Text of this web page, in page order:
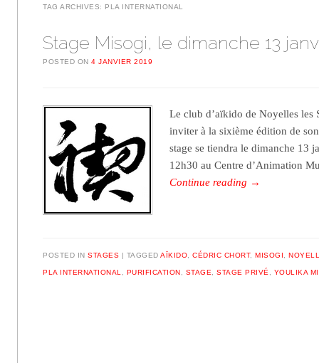
TAG ARCHIVES: PLA INTERNATIONAL
Stage Misogi, le dimanche 13
POSTED ON4 JANVIER 2019
Le club d’aïkido de Noyelles les
inviter à la sixième édition de
stage se tiendra le dimanche 13
12h30 au Centre d’Animation
Continue reading →
POSTED INSTAGES TAGGEDAÏKIDO ,CÉDRIC CHORT,MISOGI ,
PLA INTERNATIONAL PURIFICATION STAGE ,STAGE PRIVÉ YOULIKA